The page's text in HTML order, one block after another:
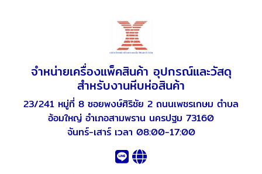
จำหน่ายเครื่องแพ็คสินค้า อุปกรณ์และวัสดุ
สำหรับงานหีบห่อสินค้า
23/241 หมู่ที่ 8 ซอยพงษ์ศิริชัย 2 ถนนเพชรเกษม ตำบล
อ้อมใหญ่ อำเภอสามพราน นครปฐม 73160
จันทร์-เสาร์ เวลา 08:00-17:00